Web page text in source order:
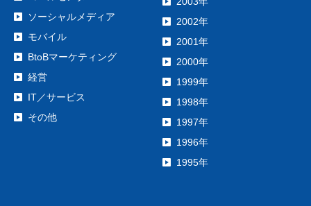
ソーシャルメディア
モバイル
BtoBマーケティング
経営
IT／サービス
その他
2002年
2001年
2000年
1999年
1998年
1997年
1996年
1995年